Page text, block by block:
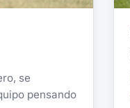
se
pensando